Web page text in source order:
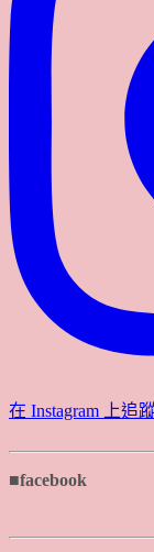
在 Instagram 上追
■facebook